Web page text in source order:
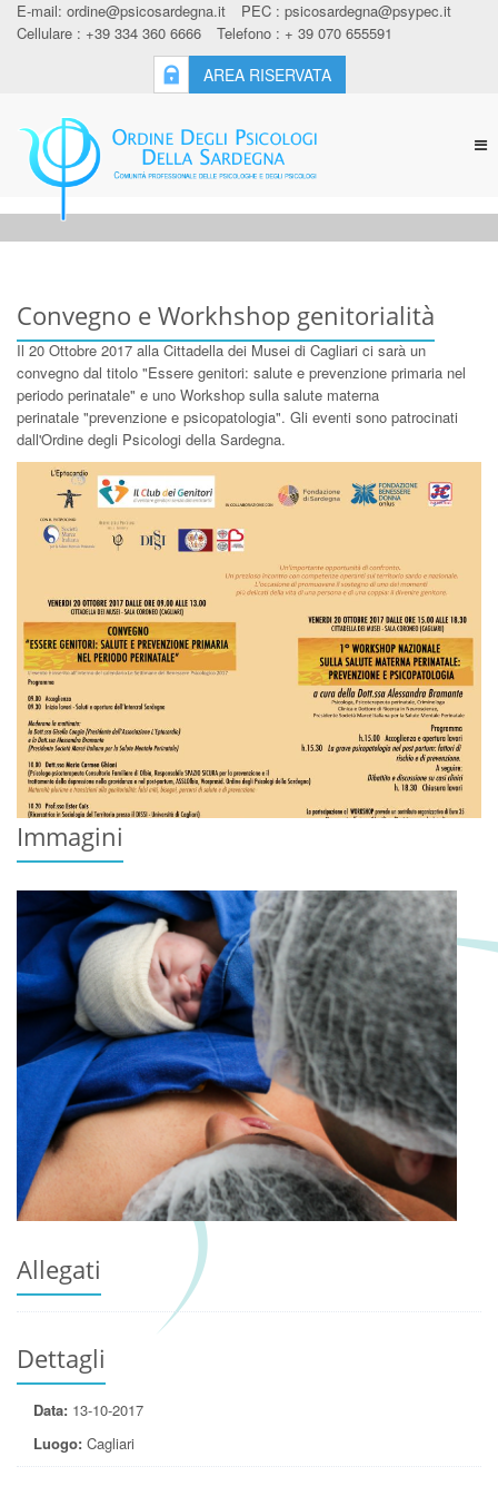
E-mail: ordine@psicosardegna.it PEC : psicosardegna@psypec.it
Cellulare : +39 334 360 6666
Telefono : + 39 070 655591
AREA RISERVATA
Convegno e Workhshop genitorialità
Il 20 Ottobre 2017 alla Cittadella dei Musei di Cagliari ci sarà un
convegno dal titolo "Essere genitori: salute e prevenzione primaria nel
periodo perinatale" e uno Workshop sulla salute materna
perinatale "prevenzione e psicopatologia". Gli eventi sono patrocinati
dall'Ordine degli Psicologi della Sardegna.
LOCANDINA
Immagini
Allegati
Dettagli
Data: 13-10-2017
Luogo: Cagliari